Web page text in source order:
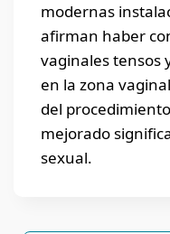
modernas
afirman haber
vaginales tensos
en la zona
del
mejorado
sexual.